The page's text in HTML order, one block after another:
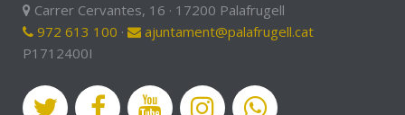
Carrer Cervantes, 16 · 17200 Palafrugell
972 613 100 ·
ajuntament@palafrugell.cat
P1712400I